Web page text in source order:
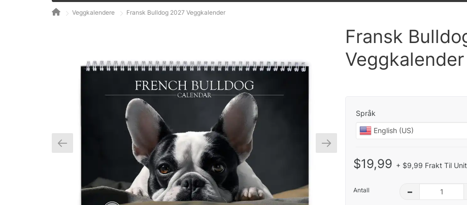
Veggkalendere Fransk Bulldog 2027 Veggkalender
Fransk
Veggkalender
Språk
$19,99 + $9,99 Frakt Til
Antall –